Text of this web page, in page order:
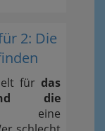
2: Die
für das
die